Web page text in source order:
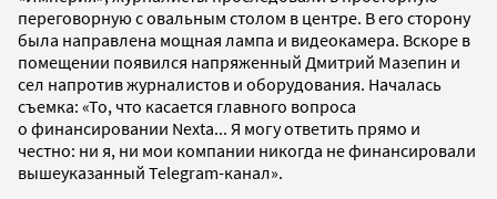
переговорную с овальным столом в центре. В его сторону
была направлена мощная лампа и видеокамера. Вскоре в
помещении появился напряженный Дмитрий Мазепин и
сел напротив журналистов и оборудования. Началась
съемка: «То, что касается главного вопроса
о финансировании Nexta... Я могу ответить прямо и
честно: ни я, ни мои компании никогда не финансировали
вышеуказанный Telegram-канал».